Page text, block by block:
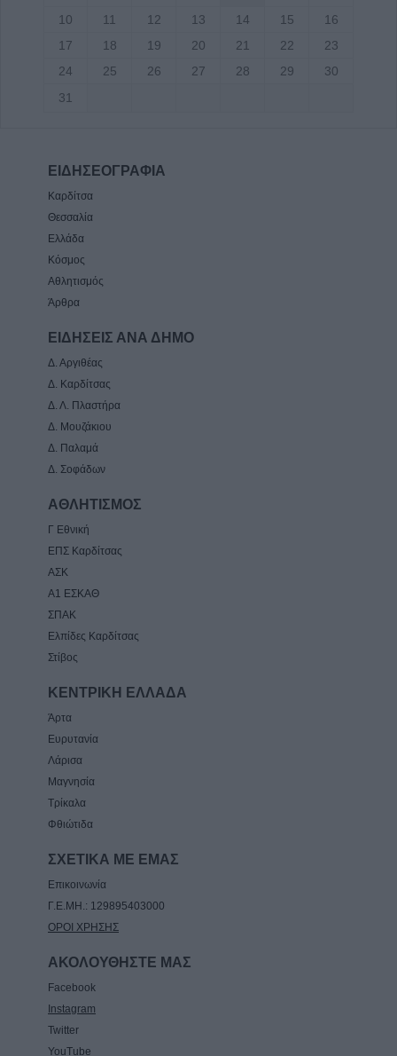
10
11 12 13 14 15
16
17
18 19 20 21 22
23
24
25 26 27 28 29
30
31
ΕΙΔΗΣΕΟΓΡΑΦΙΑ
Καρδίτσα
Θεσσαλία
Ελλάδα
Κόσμος
Αθλητισμός
Άρθρα
ΕΙΔΗΣΕΙΣ ΑΝΑ ΔΗΜΟ
Δ. Αργιθέας
Δ. Καρδίτσας
Δ. Λ. Πλαστήρα
Δ. Μουζάκιου
Δ. Παλαμά
Δ. Σοφάδων
ΑΘΛΗΤΙΣΜΟΣ
Γ Εθνική
ΕΠΣ Καρδίτσας
ΑΣΚ
Α1 ΕΣΚΑΘ
ΣΠΑΚ
Ελπίδες Καρδίτσας
Στίβος
ΚΕΝΤΡΙΚΗ ΕΛΛΑΔΑ
Άρτα
Ευρυτανία
Λάρισα
Μαγνησία
Τρίκαλα
Φθιώτιδα
ΣΧΕΤΙΚΑ ΜΕ ΕΜΑΣ
Επικοινωνία
Γ.Ε.ΜΗ.: 129895403000
ΟΡΟΙ ΧΡΗΣΗΣ
ΑΚΟΛΟΥΘΗΣΤΕ ΜΑΣ
Facebook
Instagram
Twitter
YouTube